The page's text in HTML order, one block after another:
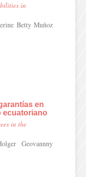
in
Betty Muñoz
en
ecuatoriano
in the
Geovannny